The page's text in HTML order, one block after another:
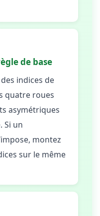
de base
indices de
quatre roues
asymétriques
Si un
montez
sur le même